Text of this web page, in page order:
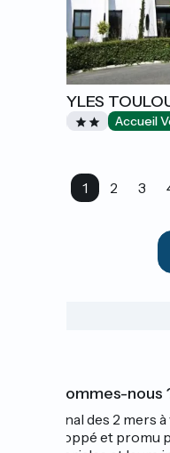
IBIS STYLES
Accueil
1 2 3
Qui sommes-nous
Le Canal des 2
développé et promu